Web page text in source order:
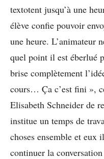
textotent jusqu’à une
élève confie pouvoir
une heure. L’animateur
quel point il est éberlué
brise complètement
cours… Ça c’est fini »,
Elisabeth Schneider de
institue un temps de
choses ensemble et eux
continuer la